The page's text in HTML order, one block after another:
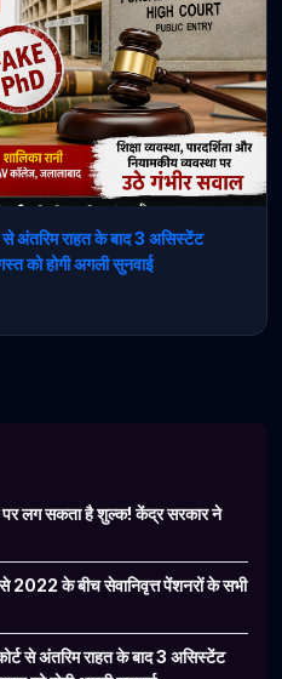
से अंतरिम राहत के बाद 3 असिस्टेंट
को होगी अगली सुनवाई
लग सकता है शुल्क! केंद्र सरकार ने
के बीच सेवानिवृत्त पेंशनरों के सभी
से अंतरिम राहत के बाद 3 असिस्टेंट